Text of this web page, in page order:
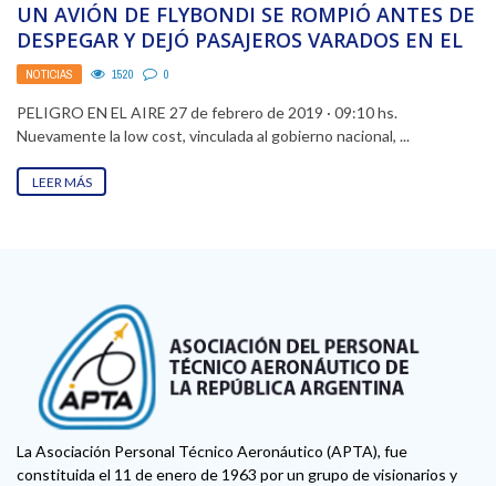
UN AVIÓN DE FLYBONDI SE ROMPIÓ ANTES DE
DESPEGAR Y DEJÓ PASAJEROS VARADOS EN EL
...NOTICIAS 1520 0
PELIGRO EN EL AIRE 27 de febrero de 2019 · 09:10 hs.
Nuevamente la low cost, vinculada al gobierno nacional, ...
LEER MÁS
La Asociación Personal Técnico Aeronáutico (APTA), fue
constituida el 11 de enero de 1963 por un grupo de visionarios y